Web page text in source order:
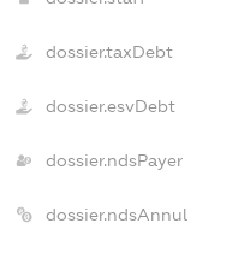
dossier.taxDebt
dossier.esvDebt
dossier.ndsPayer
dossier.ndsAnnul